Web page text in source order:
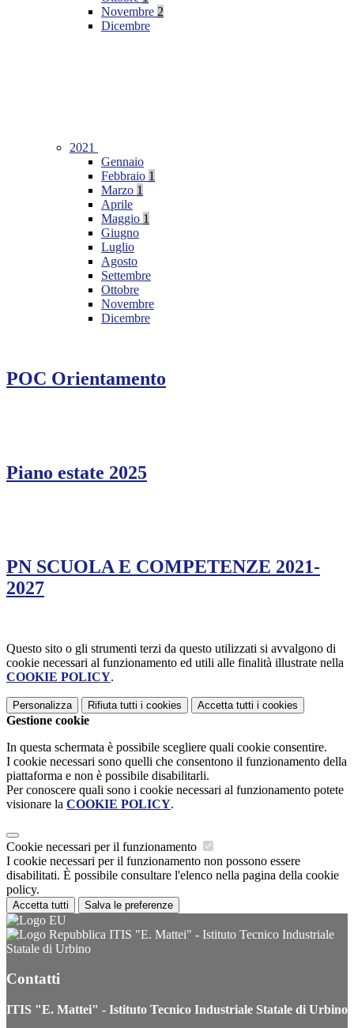
Novembre 2
Dicembre
2021
Gennaio
Febbraio 1
Marzo 1
Aprile
Maggio 1
Giugno
Luglio
Agosto
Settembre
Ottobre
Novembre
Dicembre
POC Orientamento
Piano estate 2025
PN SCUOLA E COMPETENZE 2021-
2027
Questo sito o gli strumenti terzi da questo utilizzati si avvalgono di
cookie necessari al funzionamento ed utili alle finalità illustrate nella
COOKIE POLICY.
Personalizza Rifiuta tutti i cookies Accetta tutti i cookies
Gestione cookie
In questa schermata è possibile scegliere quali cookie consentire.
I cookie necessari sono quelli che consentono il funzionamento della
piattaforma e non è possibile disabilitarli.
Per conoscere quali sono i cookie necessari al funzionamento potete
visionare la COOKIE POLICY.
Cookie necessari per il funzionamento
I cookie necessari per il funzionamento non possono essere
disabilitati. È possibile consultare l'elenco nella pagina della cookie
policy.
Accetta tutti Salva le preferenze
ITIS "E. Mattei" - Istituto Tecnico Industriale
Statale di Urbino
Contatti
ITIS "E. Mattei" - Istituto Tecnico Industriale Statale di Urbino